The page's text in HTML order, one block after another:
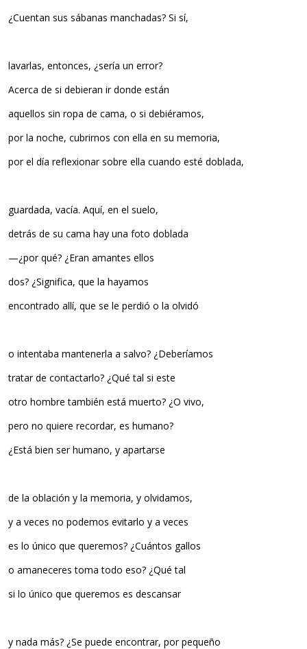
¿Cuentan sus sábanas manchadas? Si sí,
lavarlas, entonces, ¿sería un error?
Acerca de si debieran ir donde están
aquellos sin ropa de cama, o si debiéramos,
por la noche, cubrirnos con ella en su memoria,
por el día reflexionar sobre ella cuando esté doblada,
guardada, vacía. Aquí, en el suelo,
detrás de su cama hay una foto doblada
—¿por qué? ¿Eran amantes ellos
dos? ¿Significa, que la hayamos
encontrado allí, que se le perdió o la olvidó
o intentaba mantenerla a salvo? ¿Deberíamos
tratar de contactarlo? ¿Qué tal si este
otro hombre también está muerto? ¿O vivo,
pero no quiere recordar, es humano?
¿Está bien ser humano, y apartarse
de la oblación y la memoria, y olvidamos,
y a veces no podemos evitarlo y a veces
es lo único que queremos? ¿Cuántos gallos
o amaneceres toma todo eso? ¿Qué tal
si lo único que queremos es descansar
y nada más? ¿Se puede encontrar, por pequeño